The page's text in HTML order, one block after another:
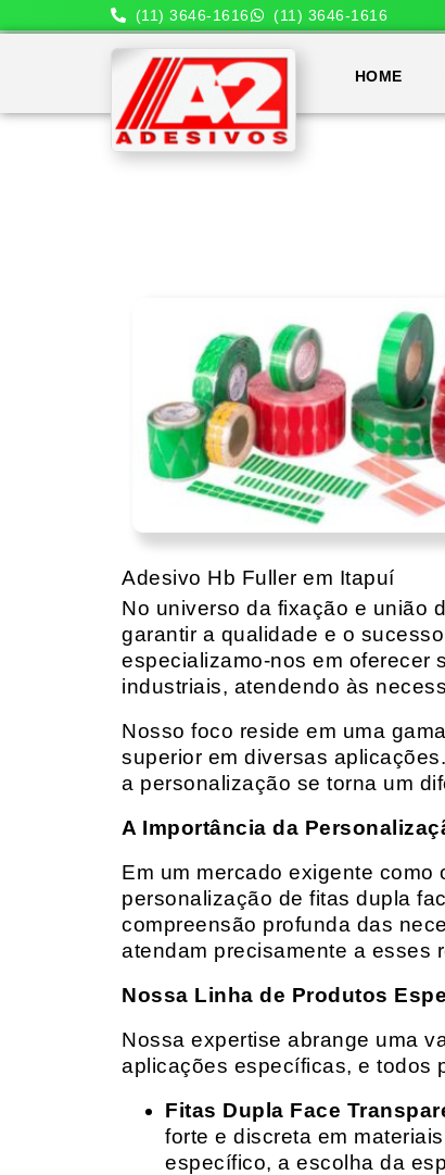
(11) 3646-1616 (11) 3646-1616
HOME
Adesivo Hb Fuller em Itapuí
No universo da fixação e união
garantir a qualidade e o
especializamo-nos em oferecer
industriais, atendendo às
Nosso foco reside em uma
superior em diversas
a personalização se torna um
A Importância da
Em um mercado exigente
personalização de fitas dupla
compreensão profunda das
atendam precisamente a esses
Nossa Linha de Produtos
Nossa expertise abrange uma
aplicações específicas, e todos
Fitas Dupla Face
forte e discreta em
específico, a escolha da